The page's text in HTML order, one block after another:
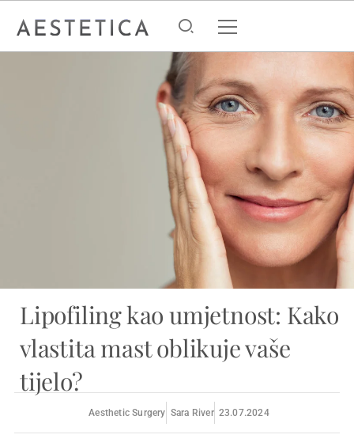
Lipofiling kao umjetnost: Kako
vlastita mast oblikuje vaše
tijelo?
Aesthetic Surgery Sara River 23.07.2024